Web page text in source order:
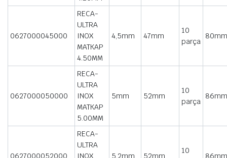
0627000045000
RECA-
ULTRA
INOX
MATKAP
4.50MM
4,5mm 47mm
10
parça
80mm
0627000050000
RECA-
ULTRA
INOX
MATKAP
5.00MM
5mm 52mm
10
parça
86mm
0627000052000
RECA-
ULTRA
INOX
5,2mm 52mm
10
86mm